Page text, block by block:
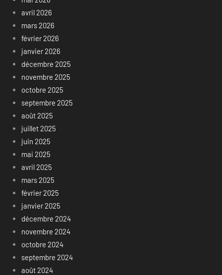
avril 2026
mars 2026
février 2026
janvier 2026
décembre 2025
novembre 2025
octobre 2025
septembre 2025
août 2025
juillet 2025
juin 2025
mai 2025
avril 2025
mars 2025
février 2025
janvier 2025
décembre 2024
novembre 2024
octobre 2024
septembre 2024
août 2024